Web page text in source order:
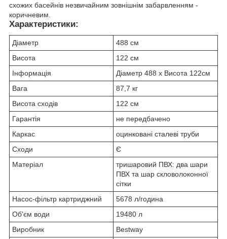
схожих басейнів незвичайним зовнішнім забарвленням -
коричневим.
Характеристики:
Діаметр
488 см
Висота
122 см
Інформація
Діаметр 488 x Висота 122см
Вага
87,7 кг
Висота сходів
122 см
Гарантія
не передбачено
Каркас
оцинковані сталеві труби
Сходи
Є
Матеріал
тришаровий ПВХ: два шари
ПВХ та шар скловолоконної
сітки
Насос-фільтр картриджний
5678 л/година
Об'єм води
19480 л
Виробник
Bestway